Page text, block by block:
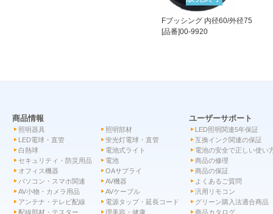
Fブッシング 内径60/外径75
[品番]00-9920
商品情報
照明器具
照明部材
LED電球・直管
蛍光灯電球・直管
白熱球
電池式ライト
セキュリティ・防災用品
電池
オフィス機器
OAサプライ
パソコン・スマホ関連
AV機器
AV小物・カメラ用品
AVケーブル
アンテナ・テレビ配線
電源タップ・延長コード
配線部材・テスター
理美容・健康
ユーザーサポート
LED照明関連5年保証
互換インク関連の保証
電池の安全で正しい使い
商品の修理
商品の保証
よくあるご質問
汎用リモコン
グリーン購入法適合商品
商品カタログ